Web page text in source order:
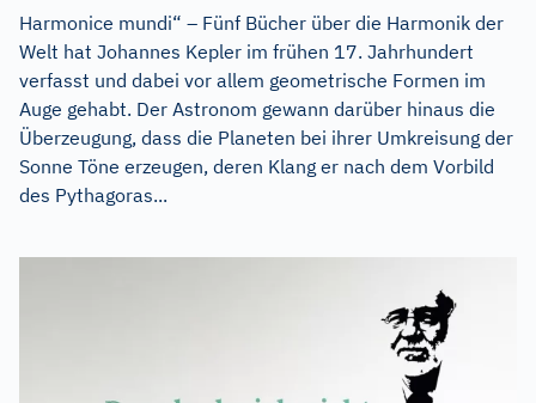
Harmonice mundi“ – Fünf Bücher über die Harmonik der
Welt hat Johannes Kepler im frühen 17. Jahrhundert
verfasst und dabei vor allem geometrische Formen im
Auge gehabt. Der Astronom gewann darüber hinaus die
Überzeugung, dass die Planeten bei ihrer Umkreisung der
Sonne Töne erzeugen, deren Klang er nach dem Vorbild
des Pythagoras...